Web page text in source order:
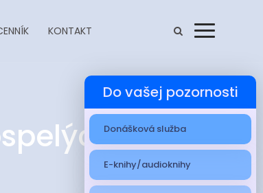
KONTAKT
s
Do vašej pozornosti
Donášková služba
E-knihy/audioknihy